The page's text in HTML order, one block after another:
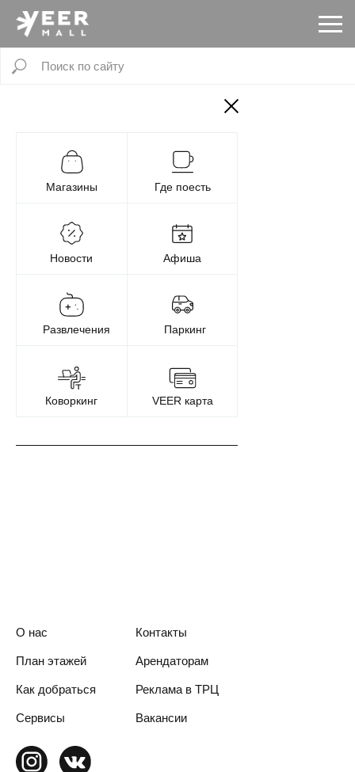
Магазины Где поесть
Новости
Паркинг
Афиша
Развлечения
О нас
План этажей
Как добраться
Арендаторам
Контакты
Реклама в ТРЦ
VEER карта
Коворкинг
Сервисы Вакансии